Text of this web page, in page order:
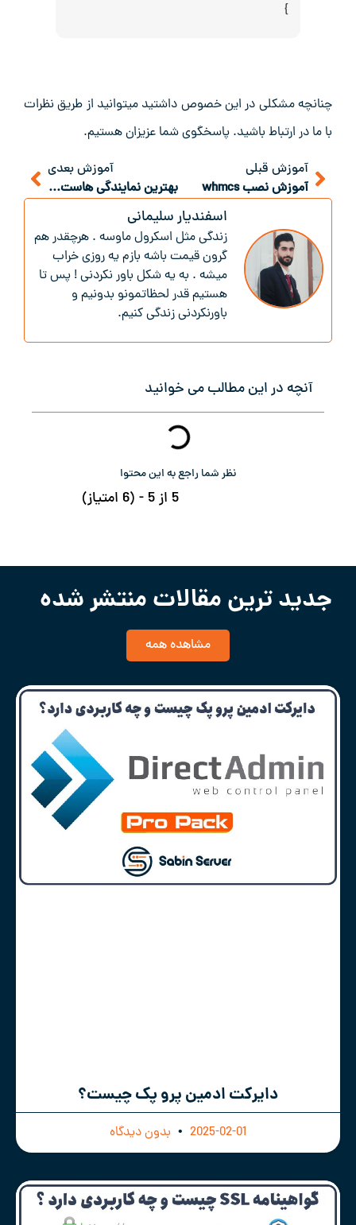
}
چنانچه مشکلی در این خصوص داشتید میتوانید از طریق نظرات
با ما در ارتباط باشید. پاسخگوی شما عزیزان هستیم.
آموزش قبلی
آموزش نصب whmcs
آموزش بعدی
بهترین نمایندگی هاست ایران را از کجا تهیه کنیم؟
اسفندیار سلیمانی
زندگی‌ مثل اسکرول ماوسه . هرچقدر هم
گرون قیمت باشه بازم یه روزی خراب
میشه . به یه شکل باور نکردنی ! پس تا
هستیم قدر لحظاتمونو بدونیم و
باور‌نکردنی زندگی کنیم.
آنچه در این مطالب می خوانید
نظر شما راجع به این محتوا
5 از 5 - (6 امتیاز)
جدید ترین مقالات منتشر شده
مشاهده همه
دایرکت ادمین پرو پک چیست؟
2025-02-01 بدون دیدگاه